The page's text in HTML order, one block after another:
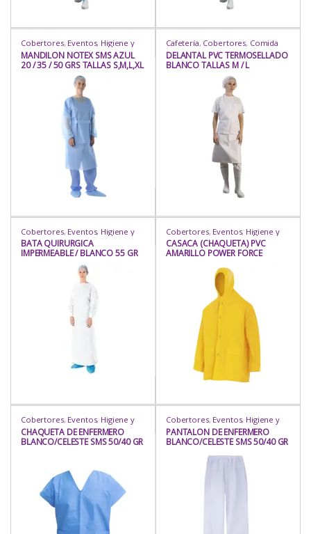
Cobertores, Eventos, Higiene y
Protección , Industria / Sanitaria
Insumos,Insumos,Mandil Pecho
Mandiles,Protección,Rubro
MANDILON NOTEX SMS AZUL
20 / 35 / 50 GRS TALLAS S,M,L,XL
Cafetería, Cobertores, Comida
Criolla ,Comida Oriental,Comida
Rápida,Eventos ,Heladería /
Juguería, Higiene y Protección
Insumos,Mandil Pecho
Protección
DELANTAL PVC TERMOSELLADO
BLANCO TALLAS M / L
Cobertores, Eventos, Higiene y
Protección, Industria / Sanitaria
Insumos,Insumos,Mandil Pecho
Mandiles,Protección,Rubro
BATA QUIRURGICA
IMPERMEABLE / BLANCO 55 GR
SMS / CELESTE 50 GRS TALLAS S,
Cobertores, Eventos, Higiene y
Protección, Industria / Sanitaria
Insumos,Insumos,Mamelucos
Prot. Corporal,Protección
CASACA (CHAQUETA) PVC
AMARILLO POWER FORCE
Cobertores, Eventos, Higiene y
Protección, Industria / Sanitaria
Insumos,Insumos,Mamelucos
Prot. Corporal,Protección,
CHAQUETA DE ENFERMERO
BLANCO/CELESTE SMS 50/40 GR
Cobertores, Eventos, Higiene y
Protección , Industria / Sanitaria
Insumos,Insumos,Mamelucos
Prot. Corporal,Protección,
PANTALON DE ENFERMERO
BLANCO/CELESTE SMS 50/40 GR